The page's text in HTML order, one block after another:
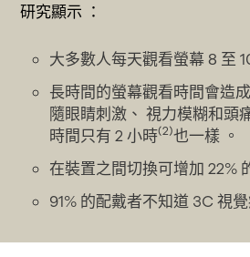
研究顯示 ：
大多數人每天觀看螢幕 8 至
長時間的螢幕觀看時間會造
隨眼睛刺激、 視力模糊和頭
時間只有 2 小時(2)也一樣 。
在裝置之間切換可增加 22%
91% 的配戴者不知道 3C 視覺